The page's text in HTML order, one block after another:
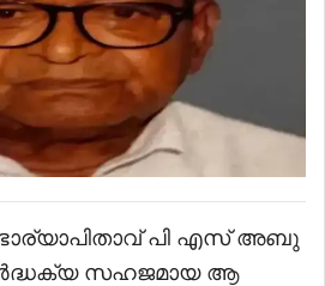
ഭാര്യാപിതാവ് പി എസ് അബു
സഹജമായ ആ